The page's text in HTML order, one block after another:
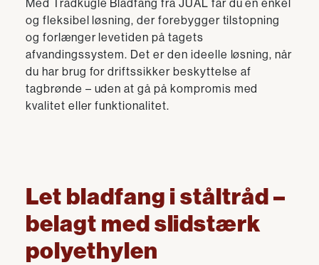
Med Trådkugle Bladfang fra JUAL får du en enkel
og fleksibel løsning, der forebygger tilstopning
og forlænger levetiden på tagets
afvandingssystem. Det er den ideelle løsning, når
du har brug for driftssikker beskyttelse af
tagbrønde – uden at gå på kompromis med
kvalitet eller funktionalitet.
Let bladfang i ståltråd –
belagt med slidstærk
polyethylen